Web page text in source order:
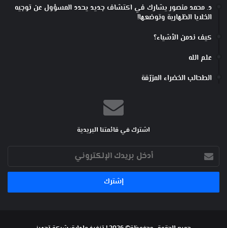
د. محمد منصور يشارك في اكتشاف جديد يحدد المسؤول عن توجيه
الخلايا الظهارية وتوضعها!
كيف ندمن الأشياء؟
علم الله
الطحالب الخضراء المزرّقة
اشترك في قائمتنا البريدية
أدخل
بريدك
الإلكتروني